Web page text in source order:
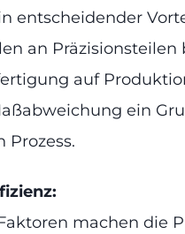
entscheidender
an
auf
ein
Prozess.
machen die